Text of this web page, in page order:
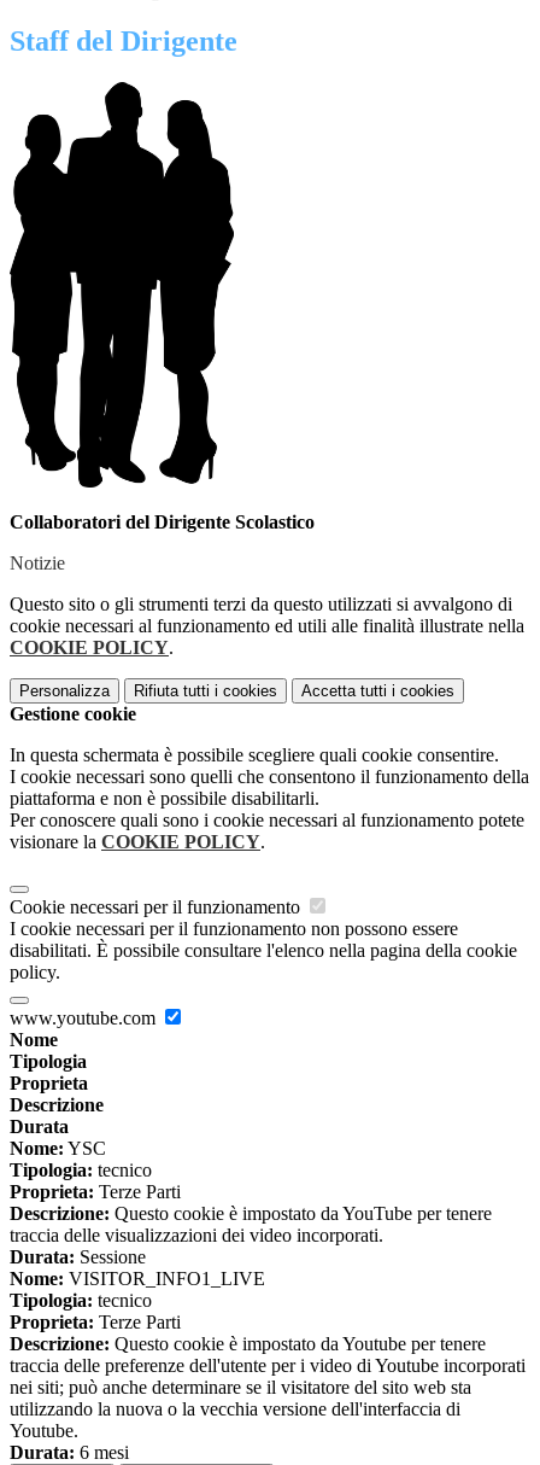
Staff del Dirigente
Collaboratori del Dirigente Scolastico
Notizie
Questo sito o gli strumenti terzi da questo utilizzati si avvalgono di
cookie necessari al funzionamento ed utili alle finalità illustrate nella
COOKIE POLICY.
Personalizza Rifiuta tutti i cookies Accetta tutti i cookies
Gestione cookie
In questa schermata è possibile scegliere quali cookie consentire.
I cookie necessari sono quelli che consentono il funzionamento della
piattaforma e non è possibile disabilitarli.
Per conoscere quali sono i cookie necessari al funzionamento potete
visionare la COOKIE POLICY.
Cookie necessari per il funzionamento
I cookie necessari per il funzionamento non possono essere
disabilitati. È possibile consultare l'elenco nella pagina della cookie
policy.
www.youtube.com
Nome
Tipologia
Proprieta
Descrizione
Durata
Nome: YSC
Tipologia: tecnico
Proprieta: Terze Parti
Descrizione: Questo cookie è impostato da YouTube per tenere
traccia delle visualizzazioni dei video incorporati.
Durata: Sessione
Nome: VISITOR_INFO1_LIVE
Tipologia: tecnico
Proprieta: Terze Parti
Descrizione: Questo cookie è impostato da Youtube per tenere
traccia delle preferenze dell'utente per i video di Youtube incorporati
nei siti; può anche determinare se il visitatore del sito web sta
utilizzando la nuova o la vecchia versione dell'interfaccia di
Youtube.
Durata: 6 mesi